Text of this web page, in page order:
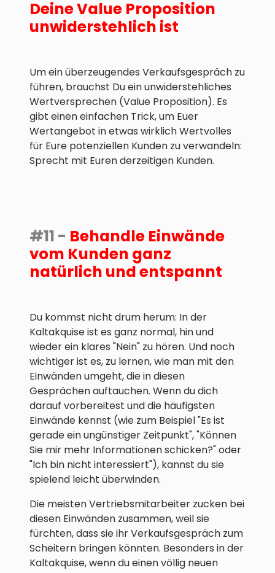
DeineValue Proposition
unwiderstehlich ist
Um ein überzeugendes Verkaufsgespräch zu
führen, brauchst Du ein unwiderstehliches
Wertversprechen (Value Proposition). Es
gibt einen einfachen Trick, um Euer
Wertangebot in etwas wirklich Wertvolles
für Eure potenziellen Kunden zu verwandeln:
Sprecht mit Euren derzeitigen Kunden.
#11 - Behandle Einwände
vom Kunden ganz
natürlich und entspannt
Du kommst nicht drum herum: In der
Kaltakquise ist es ganz normal, hin und
wieder ein klares "Nein" zu hören. Und noch
wichtiger ist es, zu lernen, wie man mit den
Einwänden umgeht, die in diesen
Gesprächen auftauchen. Wenn du dich
darauf vorbereitest und die häufigsten
Einwände kennst (wie zum Beispiel "Es ist
gerade ein ungünstiger Zeitpunkt", "Können
Sie mir mehr Informationen schicken?" oder
"Ich bin nicht interessiert"), kannst du sie
spielend leicht überwinden.
Die meisten Vertriebsmitarbeiter zucken bei
diesen Einwänden zusammen, weil sie
fürchten, dass sie ihr Verkaufsgespräch zum
Scheitern bringen könnten. Besonders in der
Kaltakquise, wenn du einen völlig neuen